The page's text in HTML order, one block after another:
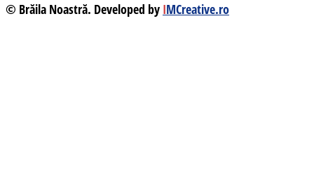
© Brăila Noastră. Developed by IMCreative.ro